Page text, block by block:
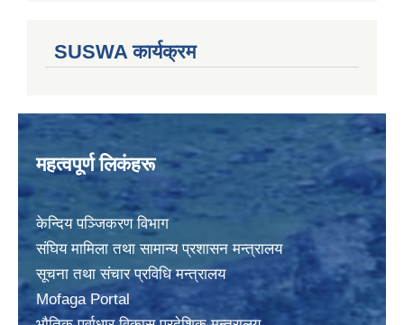
SUSWA कार्यक्रम
महत्वपूर्ण लिकंहरू
केन्दिय पञ्जिकरण विभाग
संघिय मामिला तथा सामान्य प्रशासन मन्त्रालय
सूचना तथा संचार प्रविधि मन्त्रालय
Mofaga Portal